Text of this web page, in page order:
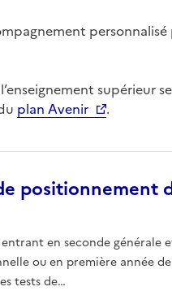
supérieur
plan Avenir .
positionnement
entrant en seconde générale
ou en première année
tests de…